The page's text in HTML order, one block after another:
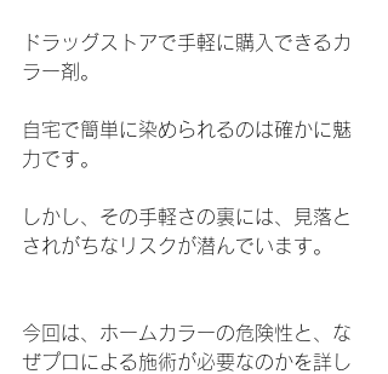
ドラッグストアで手軽に購入できるカ
ラー剤。
自宅で簡単に染められるのは確かに魅
力です。
しかし、その手軽さの裏には、見落と
されがちなリスクが潜んでいます。
今回は、ホームカラーの危険性と、な
ぜプロによる施術が必要なのかを詳し